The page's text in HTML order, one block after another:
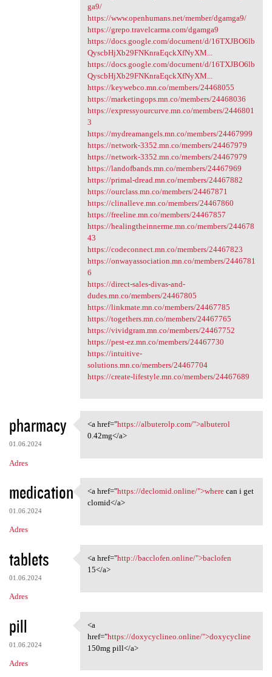
ga9/
https://www.openhumans.net/member/dgamga9/
https://grepo.travelcarma.com/dgamga9
https://docs.google.com/document/d/16TXJBO6lb
QyscbHjXb29FNKnraEqckXfNyXM...
https://docs.google.com/document/d/16TXJBO6lb
QyscbHjXb29FNKnraEqckXfNyXM...
https://keywebco.mn.co/members/24468055
https://marketingops.mn.co/members/24468036
https://expressyourcurve.mn.co/members/2446801
3
https://mydreamangels.mn.co/members/24467999
https://network-3352.mn.co/members/24467979
https://network-3352.mn.co/members/24467979
https://landofbands.mn.co/members/24467969
https://primal-dread.mn.co/members/24467882
https://ourclass.mn.co/members/24467871
https://clinalleve.mn.co/members/24467860
https://freeline.mn.co/members/24467857
https://healingtheinnerme.mn.co/members/244678
43
https://codeconnect.mn.co/members/24467823
https://onwayassociation.mn.co/members/2446781
6
https://direct-sales-divas-and-
dudes.mn.co/members/24467805
https://linkmate.mn.co/members/24467785
https://togethers.mn.co/members/24467765
https://vividgram.mn.co/members/24467752
https://pest-ez.mn.co/members/24467730
https://intuitive-
solutions.mn.co/members/24467704
https://create-lifestyle.mn.co/members/24467689
pharmacy
01.06.2024
Adres
<a href="https://albuterolp
<a href="https://albuterolp.com/">albuterol
0.42mg</a>
medication
01.06.2024
Adres
<a href="https://declomid
<a href="https://declomid.online/">wherecan i get
clomid</a>
tablets
01.06.2024
Adres
<a href="http://bacclofen
<a href="http://bacclofen.online/">baclofen
15</a>
pill
01.06.2024
Adres
<a href="https://doxycyclineo
<a
href="https://doxycyclineo.online/">doxycycline
150mg pill</a>